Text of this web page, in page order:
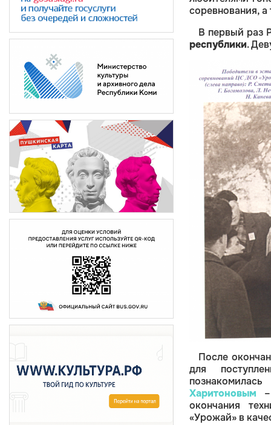
соревнования,
В первый раз
республики.
После
для
Харитоновым
окончания
«Урожай» в